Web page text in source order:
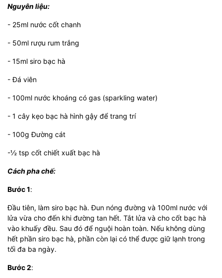
Nguyên liệu:
- 25ml nước cốt chanh
- 50ml rượu rum trắng
- 15ml siro bạc hà
- Đá viên
- 100ml nước khoáng có gas (sparkling water)
- 1 cây kẹo bạc hà hình gậy để trang trí
- 100g Đường cát
-½ tsp cốt chiết xuất bạc hà
Cách pha chế:
Bước 1:
Đầu tiên, làm siro bạc hà. Đun nóng đường và 100ml nước với
lửa vừa cho đến khi đường tan hết. Tắt lửa và cho cốt bạc hà
vào khuấy đều. Sau đó để nguội hoàn toàn. Nếu không dùng
hết phần siro bạc hà, phần còn lại có thể được giữ lạnh trong
tối đa ba ngày.
Bước 2: